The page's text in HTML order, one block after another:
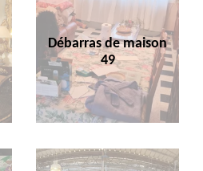
Débarras de maison
49